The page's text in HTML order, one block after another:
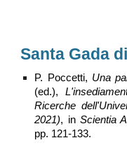
Santa Gada
P. Poccetti, Una
(ed.),
Ricerche
2021), in Scientia
pp. 121-133.